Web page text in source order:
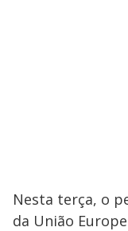
Nesta terça, o
da União